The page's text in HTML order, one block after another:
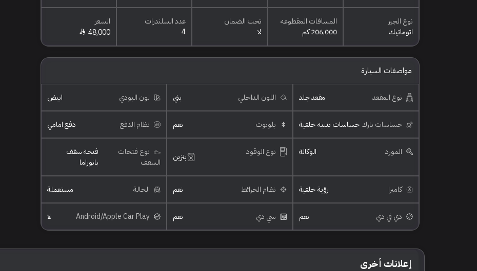
نوع الجير
اتوماتيك
المسافات المقطوعه
206,000 كم
تحت الضمان
لا
عدد السلندرات
4
السعر
48,000
مواصفات السيارة
نوع المقعد مقعد جلد اللون الداخلي بني لون البودي ابيض
حساسات بارك حساسات تنبيه خلفية بلوتوث نعم نظام الدفع دفع امامي
المورد الوكالة نوع الوقود بنزين
نوع فتحات
السقف
فتحة سقف
بانوراما
كاميرا رؤية خلفية نظام الخرائط نعم الحالة مستعملة
دي في دي نعم سي دي نعم لا
إعلانات أخرى